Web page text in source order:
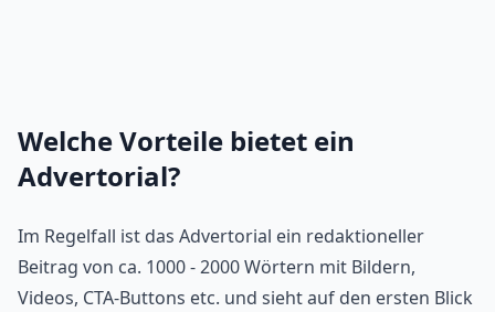
Welche Vorteile bietet ein
Advertorial?
Im Regelfall ist das Advertorial ein redaktioneller
Beitrag von ca. 1000 - 2000 Wörtern mit Bildern,
Videos, CTA-Buttons etc. und sieht auf den ersten Blick